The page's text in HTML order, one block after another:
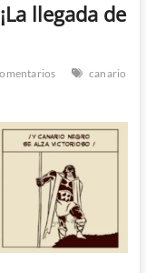
llegada de
canario